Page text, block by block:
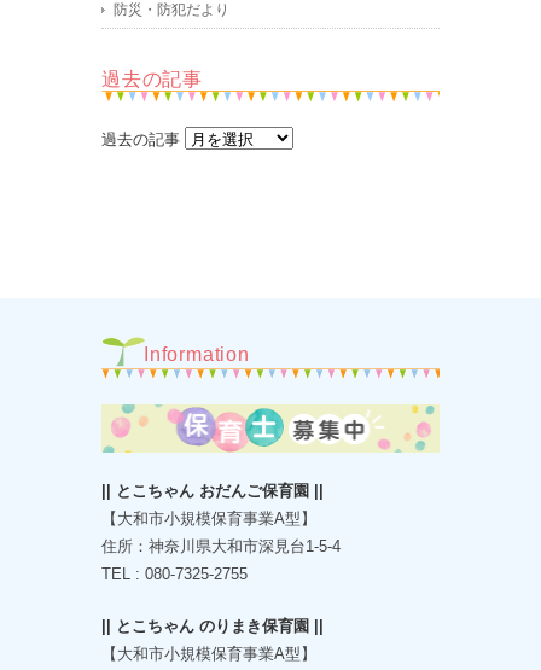
防災・防犯だより
過去の記事
過去の記事
Information
|| とこちゃん おだんご保育園 ||
【大和市小規模保育事業A型】
住所：神奈川県大和市深見台1-5-4
TEL : 080-7325-2755
|| とこちゃん のりまき保育園 ||
【大和市小規模保育事業A型】